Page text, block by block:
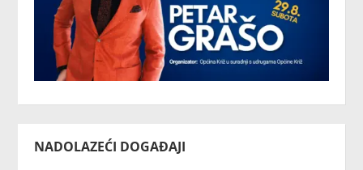
NADOLAZEĆI DOGAĐAJI